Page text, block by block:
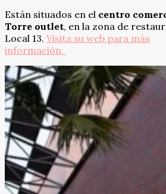
Están situados en el centro
Torre outlet, en la zona de
Local 13. Visita su web para más
información.